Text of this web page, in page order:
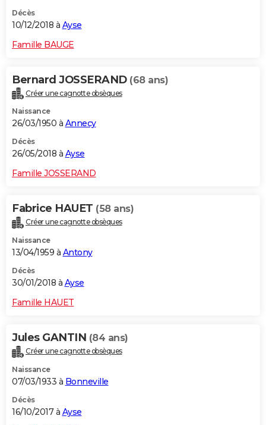
Décès
10/12/2018 à Ayse
Famille BAUGE
Bernard JOSSERAND (68 ans)
Créer une cagnotte obsèques
Naissance
26/03/1950 à Annecy
Décès
26/05/2018 à Ayse
Famille JOSSERAND
Fabrice HAUET (58 ans)
Créer une cagnotte obsèques
Naissance
13/04/1959 à Antony
Décès
30/01/2018 à Ayse
Famille HAUET
Jules GANTIN (84 ans)
Créer une cagnotte obsèques
Naissance
07/03/1933 à Bonneville
Décès
16/10/2017 à Ayse